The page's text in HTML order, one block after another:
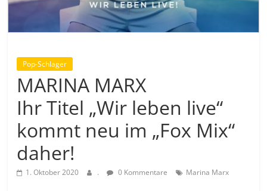
Pop-Schlager
MARINA MARX
Ihr Titel „Wir leben live“
kommt neu im „Fox Mix“
daher!
1. Oktober 2020 . 0 Kommentare Marina Marx